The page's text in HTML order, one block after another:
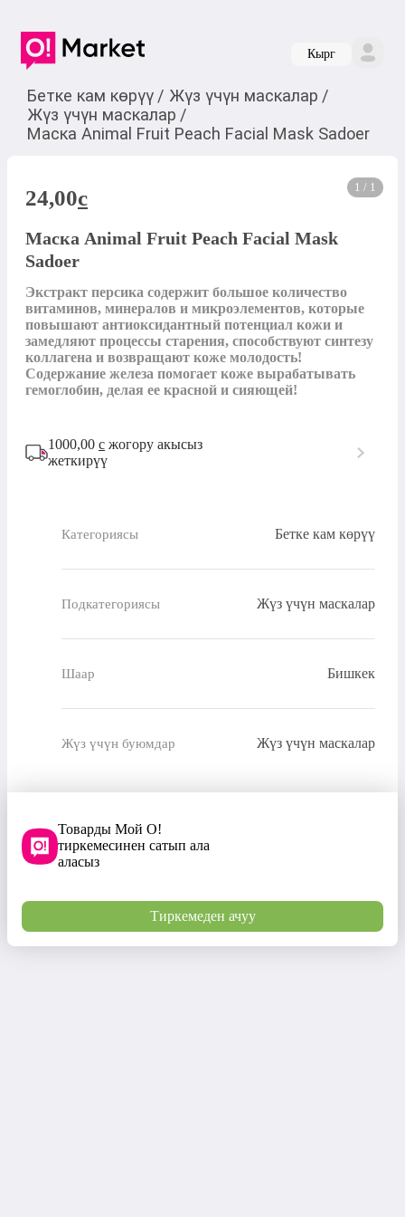
Кырг
Бетке кам көрүү / Жүз үчүн маскалар /
Жүз үчүн маскалар /
Маска Animal Fruit Peach Facial Mask Sadoer
1 / 1
24,00c
Маска Animal Fruit Peach Facial Mask
Sadoer
Экстракт персика содержит большое количество
витаминов, минералов и микроэлементов, которые
повышают антиоксидантный потенциал кожи и
замедляют процессы старения, способствуют синтезу
коллагена и возвращают коже молодость!
Содержание железа помогает коже вырабатывать
гемоглобин, делая ее красной и сияющей!
1000,00 с жогору акысыз
жеткирүү
Категориясы Бетке кам көрүү
Подкатегориясы Жүз үчүн маскалар
Шаар Бишкек
Жүз үчүн буюмдар Жүз үчүн маскалар
Товарды Мой О!
тиркемесинен сатып ала
аласыз
Тиркемеден ачуу